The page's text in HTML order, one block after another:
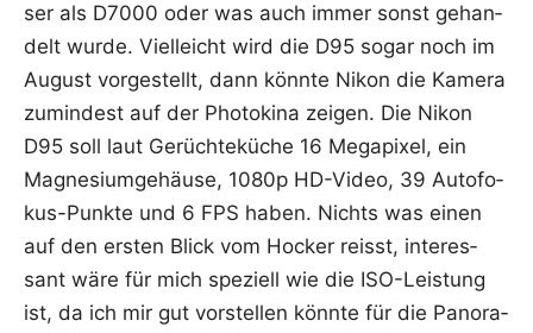
ser als D7000 oder was auch immer sonst gehan­
delt wur­de. Viel­leicht wird die D95 sogar noch im
August vor­ge­stellt, dann könn­te Nikon die Kame­ra
zumin­dest auf der Pho­to­ki­na zei­gen. Die Nikon
D95 soll laut Gerüch­te­kü­che 16 Mega­pi­xel, ein
Magne­si­um­ge­häu­se, 1080p HD-Video, 39 Auto­fo­
kus-Punk­te und 6 FPS haben. Nichts was einen
auf den ers­ten Blick vom Hocker reisst, inter­es­
sant wäre für mich spe­zi­ell wie die ISO-Leis­tung
ist, da ich mir gut vor­stel­len könn­te für die Pan­ora­